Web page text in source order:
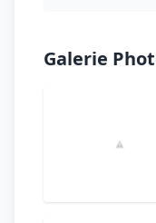
Galerie